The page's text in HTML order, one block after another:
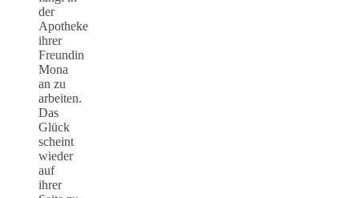
der
Apotheke
ihrer
Freundin
Mona
an zu
arbeiten.
Das
Glück
scheint
wieder
auf
ihrer